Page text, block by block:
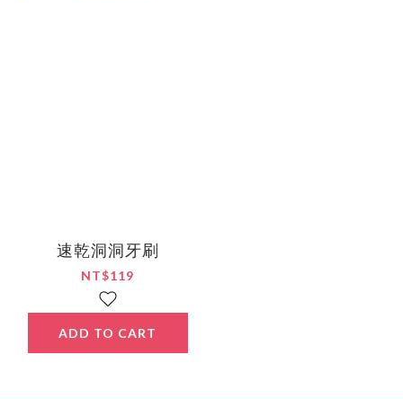
速乾洞洞牙刷
NT$119
ADD TO CART